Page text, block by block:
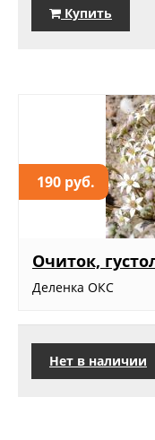
Купить
190 руб.
Очиток,
Деленка ОКС
Нет в наличии